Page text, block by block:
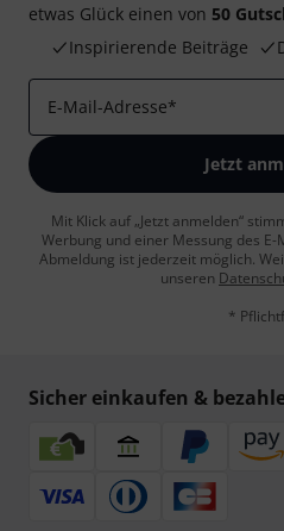
etwas Glück einen von 50
Inspirierende Beiträge
E-Mail-Adresse*
Jetzt
Mit Klick auf „Jetzt anmelden“
Werbung und einer Messung des
Abmeldung ist jederzeit möglich.
unseren
*
Sicher einkaufen &